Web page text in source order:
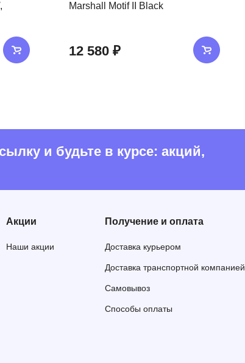
Marshall Motif II Black
12 580 ₽
и будьте в курсе: акций,
Акции
Наши акции
Получение и оплата
Доставка курьером
Доставка транспортной компанией
Самовывоз
Способы оплаты